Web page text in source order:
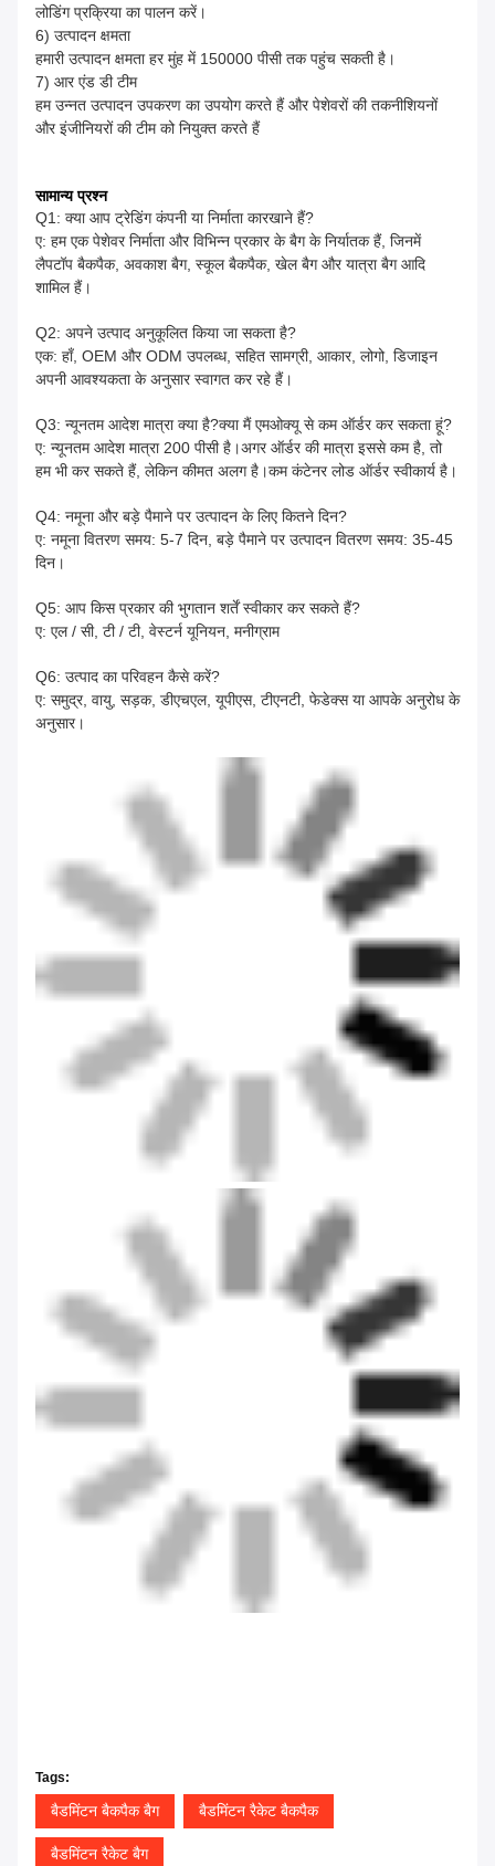
लोडिंग प्रक्रिया का पालन करें।
6) उत्पादन क्षमता
हमारी उत्पादन क्षमता हर मुंह में 150000 पीसी तक पहुंच सकती है।
7) आर एंड डी टीम
हम उन्नत उत्पादन उपकरण का उपयोग करते हैं और पेशेवरों की तकनीशियनों
और इंजीनियरों की टीम को नियुक्त करते हैं
सामान्य प्रश्न
Q1: क्या आप ट्रेडिंग कंपनी या निर्माता कारखाने हैं?
ए: हम एक पेशेवर निर्माता और विभिन्न प्रकार के बैग के निर्यातक हैं, जिनमें
लैपटॉप बैकपैक, अवकाश बैग, स्कूल बैकपैक, खेल बैग और यात्रा बैग आदि
शामिल हैं।
Q2: अपने उत्पाद अनुकूलित किया जा सकता है?
एक: हाँ, OEM और ODM उपलब्ध, सहित सामग्री, आकार, लोगो, डिजाइन
अपनी आवश्यकता के अनुसार स्वागत कर रहे हैं।
Q3: न्यूनतम आदेश मात्रा क्या है?क्या मैं एमओक्यू से कम ऑर्डर कर सकता हूं?
ए: न्यूनतम आदेश मात्रा 200 पीसी है।अगर ऑर्डर की मात्रा इससे कम है, तो
हम भी कर सकते हैं, लेकिन कीमत अलग है।कम कंटेनर लोड ऑर्डर स्वीकार्य है।
Q4: नमूना और बड़े पैमाने पर उत्पादन के लिए कितने दिन?
ए: नमूना वितरण समय: 5-7 दिन, बड़े पैमाने पर उत्पादन वितरण समय: 35-45
दिन।
Q5: आप किस प्रकार की भुगतान शर्तें स्वीकार कर सकते हैं?
ए: एल / सी, टी / टी, वेस्टर्न यूनियन, मनीग्राम
Q6: उत्पाद का परिवहन कैसे करें?
ए: समुद्र, वायु, सड़क, डीएचएल, यूपीएस, टीएनटी, फेडेक्स या आपके अनुरोध के
अनुसार।
Tags:
बैडमिंटन बैकपैक बैग बैडमिंटन रैकेट बैकपैक
बैडमिंटन रैकेट बैग